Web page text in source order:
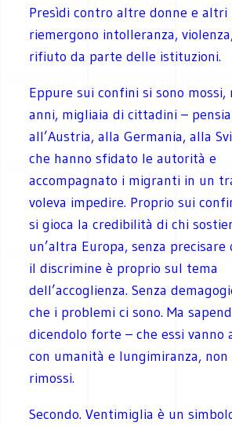
Presìdi contro altre donne e altri
riemergono intolleranza,
rifiuto da parte delle istituzioni.
Eppure sui confini si sono
anni, migliaia di cittadini –
all’Austria, alla Germania, alla
che hanno sfidato le autorità e
accompagnato i migranti in un
voleva impedire. Proprio sui
si gioca la credibilità di chi
un’altra Europa, senza precisare
il discrimine è proprio sul tema
dell’accoglienza. Senza
che i problemi ci sono. Ma
dicendolo forte – che essi
con umanità e lungimiranza, non
rimossi.
Secondo. Ventimiglia è un